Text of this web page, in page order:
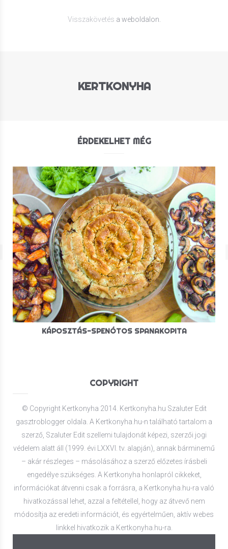
Visszakövetés a weboldalon.
KERTKONYHA
ÉRDEKELHET MÉG
KÁPOSZTÁS-SPENÓTOS SPANAKOPITA
COPYRIGHT
© Copyright Kertkonyha 2014. Kertkonyha.hu Szaluter Edit
gasztroblogger oldala. A Kertkonyha.hu-n található tartalom a
szerző, Szaluter Edit szellemi tulajdonát képezi, szerzői jogi
védelem alatt áll (1999. évi LXXVI. tv. alapján), annak bárminemű
– akár részleges – másolásához a szerző előzetes írásbeli
engedélye szükséges. A Kertkonyha honlapról cikkeket,
információkat átvenni csak a forrásra, a Kertkonyha.hu-ra való
hivatkozással lehet, azzal a feltétellel, hogy az átvevő nem
módosítja az eredeti információt, és egyértelműen, aktív webes
linkkel hivatkozik a Kertkonyha.hu-ra.